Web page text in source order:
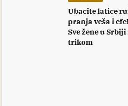
Ubacite latice
pranja veša i
Sve žene u
trikom